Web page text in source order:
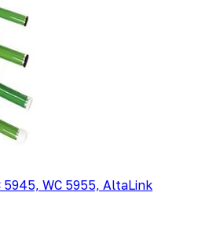
5945, WC 5955, AltaLink